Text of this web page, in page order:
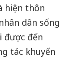
hiện thôn
dân sống
được đến
tác khuyến